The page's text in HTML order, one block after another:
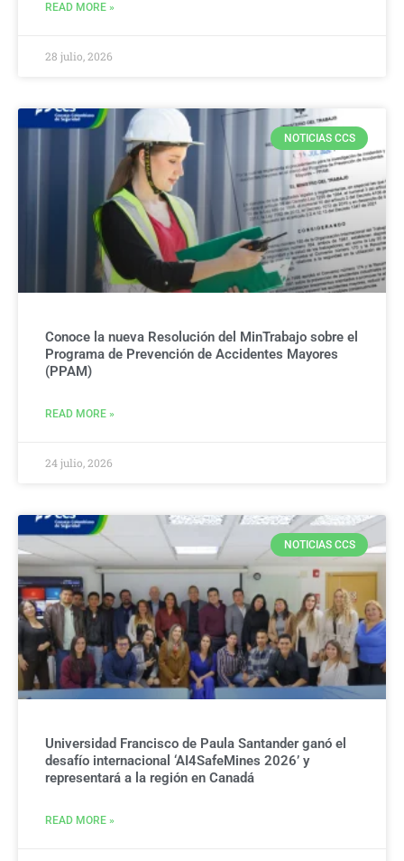
READ MORE »
28 julio, 2026
NOTICIAS CCS
Conoce la nueva Resolución del MinTrabajo sobre el
Programa de Prevención de Accidentes Mayores
(PPAM)
READ MORE »
24 julio, 2026
NOTICIAS CCS
Universidad Francisco de Paula Santander ganó el
desafío internacional ‘AI4SafeMines 2026’ y
representará a la región en Canadá
READ MORE »